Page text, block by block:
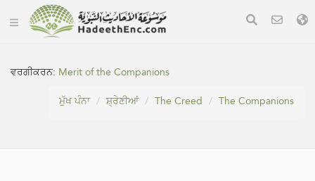
ਵਰਗੀਕਰਨ: Merit of the Companions
ਮੁੱਖ ਪੰਨਾ
ਸ਼੍ਰੇਣੀਆਂ The Creed The Companions